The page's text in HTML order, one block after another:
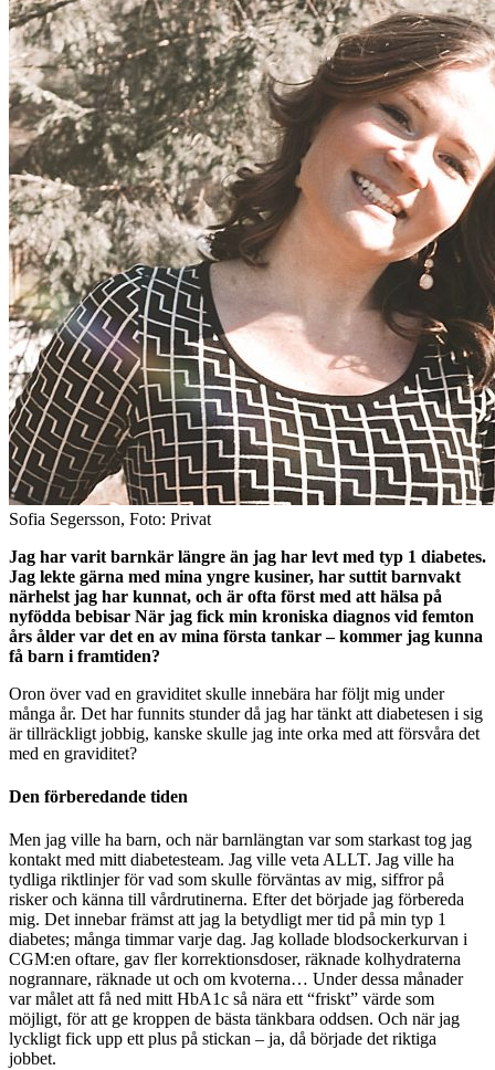
Sofia Segersson, Foto: Privat
Jag har varit barnkär längre än jag har levt med typ 1 diabetes.
Jag lekte gärna med mina yngre kusiner, har suttit barnvakt
närhelst jag har kunnat, och är ofta först med att hälsa på
nyfödda bebisar När jag fick min kroniska diagnos vid femton
års ålder var det en av mina första tankar – kommer jag kunna
få barn i framtiden?
Oron över vad en graviditet skulle innebära har följt mig under
många år. Det har funnits stunder då jag har tänkt att diabetesen i sig
är tillräckligt jobbig, kanske skulle jag inte orka med att försvåra det
med en graviditet?
Den förberedande tiden
Men jag ville ha barn, och när barnlängtan var som starkast tog jag
kontakt med mitt diabetesteam. Jag ville veta ALLT. Jag ville ha
tydliga riktlinjer för vad som skulle förväntas av mig, siffror på
risker och känna till vårdrutinerna. Efter det började jag förbereda
mig. Det innebar främst att jag la betydligt mer tid på min typ 1
diabetes; många timmar varje dag. Jag kollade blodsockerkurvan i
CGM:en oftare, gav fler korrektionsdoser, räknade kolhydraterna
nogrannare, räknade ut och om kvoterna… Under dessa månader
var målet att få ned mitt HbA1c så nära ett “friskt” värde som
möjligt, för att ge kroppen de bästa tänkbara oddsen. Och när jag
lyckligt fick upp ett plus på stickan – ja, då började det riktiga
jobbet.